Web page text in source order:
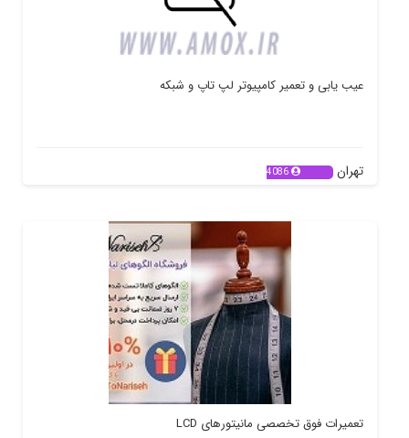
عیب یابی و تعمیر کامپیوتر لپ تاپ و شبکه
تهران 4086
تعمیرات فوق تخصصی مانیتورهای LCD